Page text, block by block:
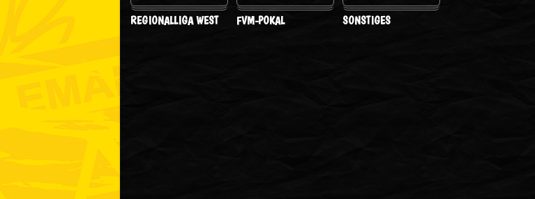
REGIONALLIGA WEST FVM-POKAL SONSTIGES